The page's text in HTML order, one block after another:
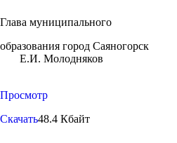
Глава муниципального
образования
Е.И. Молодняков
Просмотр
Скачать48.4 Кбайт